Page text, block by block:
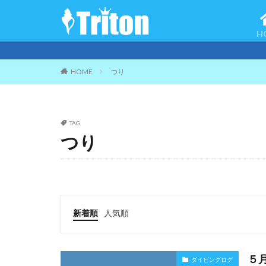
HOME つり
TAG
つり
新着順 人気順
ダイビングログ ５